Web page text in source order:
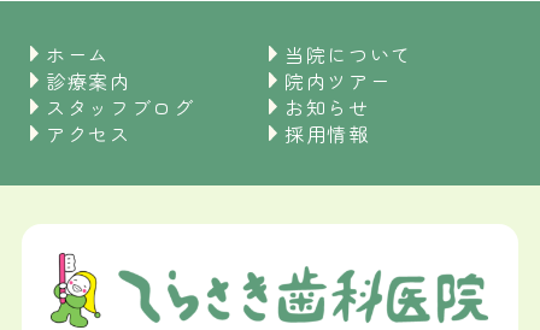
ホーム
当院について
診療案内
院内ツアー
スタッフブログ
お知らせ
アクセス
採用情報